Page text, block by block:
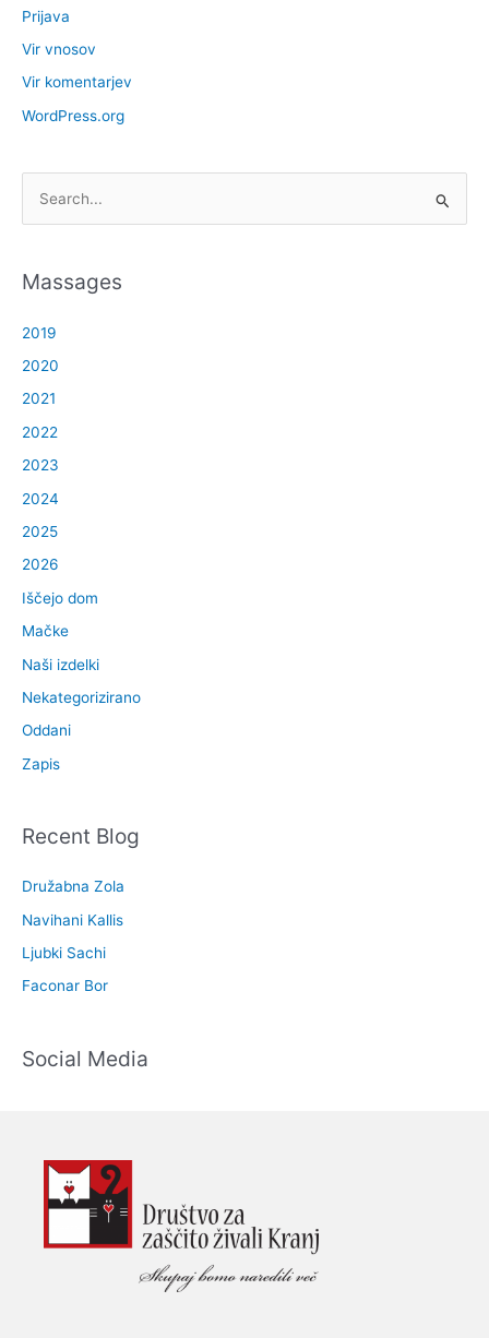
Prijava
Vir vnosov
Vir komentarjev
WordPress.org
r
o
r
:
Massages
2019
2020
2021
2022
2023
2024
2025
2026
Iščejo dom
Mačke
Naši izdelki
Nekategorizirano
Oddani
Zapis
Recent Blog
Družabna Zola
Navihani Kallis
Ljubki Sachi
Faconar Bor
Social Media